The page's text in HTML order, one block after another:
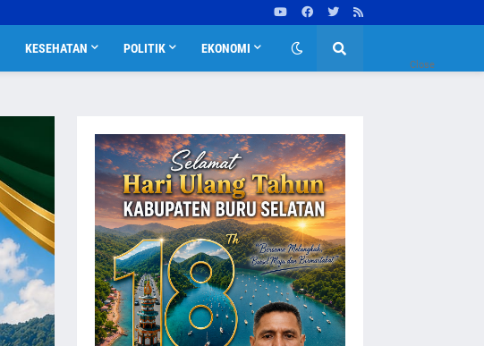
Close
KESEHATAN POLITIK EKONOMI